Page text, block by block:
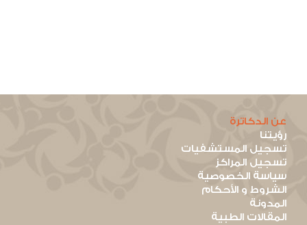
عن الدكاترة
رؤيتنا
تسجيل المستشفيات
تسجيل المراكز
سياسة الخصوصية
الشروط و الأحكام
المدونة
المقالات الطبية